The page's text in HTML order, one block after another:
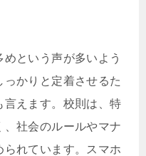
という声が多いよう
かりと定着させるた
えます。校則は、特
、社会のルールやマナ
れています。スマホ